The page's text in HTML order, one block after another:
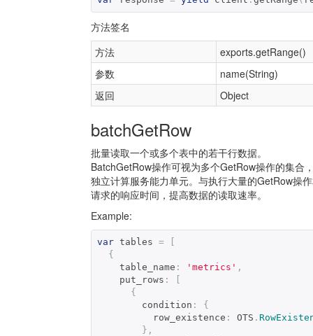
方法签名
方法
exports.getRange()
参数
name(String)
返回
Object
batchGetRow
批量读取一个或多个表中的若干行数据。
BatchGetRow操作可视为多个GetRow操作的集合
独立计算服务能力单元。与执行大量的GetRow操
请求的响应时间，提高数据的读取速率。
Example:
var tables =
{
    table_name
: 'metrics' ,
    put_rows
:
{
        condition
:
{
          row_existence
: OTS .
},